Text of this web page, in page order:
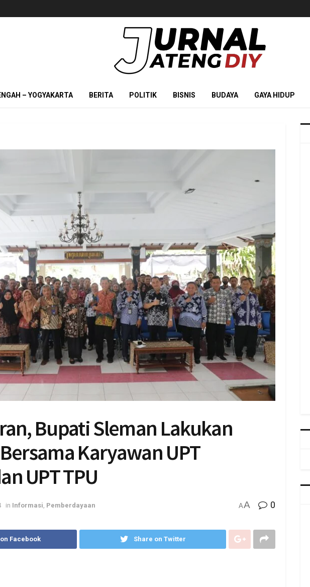
– YOGYAKARTA BERITA POLITIK BISNIS BUDAYA GAYA HIDUP
Bupati Sleman Lakukan
Karyawan UPT
UPT TPU
in Informasi Pemberdayaan AA 0
Facebook Share on Twitter